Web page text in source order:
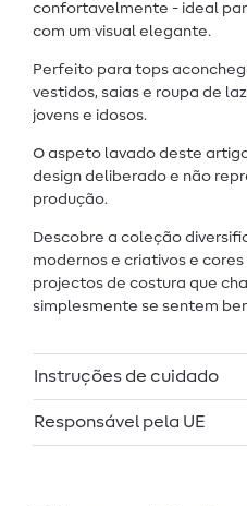
confortavelmente - ideal
com um visual elegante.
Perfeito para tops
vestidos, saias e roupa de
jovens e idosos.
O aspeto lavado deste
design deliberado e não
produção.
Descobre a coleção
modernos e criativos e
projectos de costura que
simplesmente se sentem
Instruções de cuidado
Responsável pela UE